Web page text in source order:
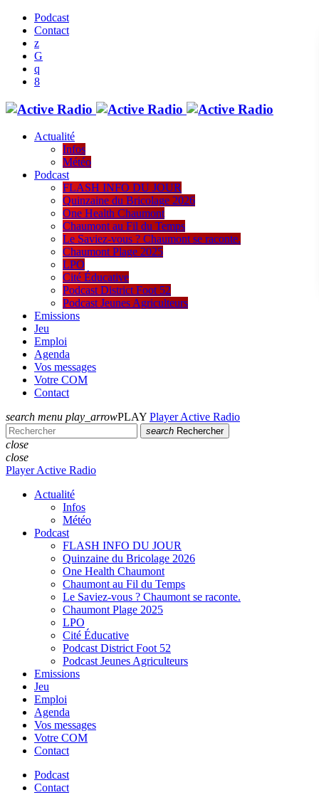
Podcast
Contact
Actualité
Infos
Météo
Podcast
FLASH INFO DU JOUR
Quinzaine du Bricolage 2026
One Health Chaumont
Chaumont au Fil du Temps
Le Saviez-vous ? Chaumont se raconte.
Chaumont Plage 2025
LPO
Cité Éducative
Podcast District Foot 52
Podcast Jeunes Agriculteurs
Emissions
Jeu
Emploi
Agenda
Vos messages
Votre COM
Contact
search menu play_arrowPLAY Player Active Radio
search Rechercher
close
close
Player Active Radio
Actualité
Infos
Météo
Podcast
FLASH INFO DU JOUR
Quinzaine du Bricolage 2026
One Health Chaumont
Chaumont au Fil du Temps
Le Saviez-vous ? Chaumont se raconte.
Chaumont Plage 2025
LPO
Cité Éducative
Podcast District Foot 52
Podcast Jeunes Agriculteurs
Emissions
Jeu
Emploi
Agenda
Vos messages
Votre COM
Contact
Podcast
Contact